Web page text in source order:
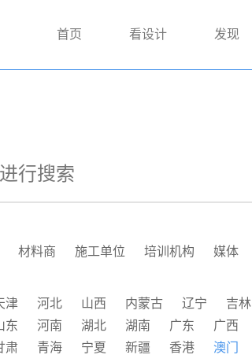
首页 看设计 发现
材料商 施工单位 培训机构 媒体
津 河北 山西 内蒙古 辽宁 吉林
东 河南 湖北 湖南 广东 广西
肃 青海 宁夏 新疆 香港 澳门